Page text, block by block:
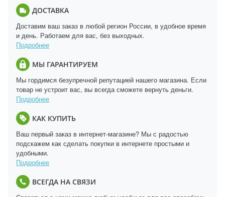
ДОСТАВКА
Доставим ваш заказ в любой регион России, в удобное время
и день. Работаем для вас, без выходных.
Подробнее
МЫ ГАРАНТИРУЕМ
Мы гордимся безупречной репутацией нашего магазина. Если
товар не устроит вас, вы всегда сможете вернуть деньги.
Подробнее
КАК КУПИТЬ
Ваш первый заказ в интернет-магазине? Мы с радостью
подскажем как сделать покупки в интернете простыми и
удобными.
Подробнее
ВСЕГДА НА СВЯЗИ